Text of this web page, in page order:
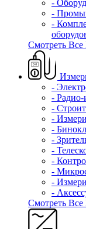
-
-
-
Смотреть
-
-
-
-
-
-
-
-
-
-
-
Смотреть